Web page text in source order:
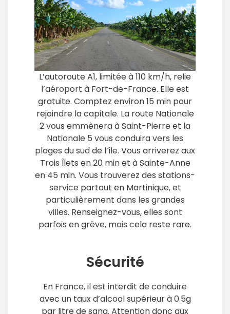
L’autoroute A1, limitée à 110 km/h, relie
l’aéroport à Fort-de-France. Elle est
gratuite. Comptez environ 15 min pour
rejoindre la capitale. La route Nationale
2 vous emmènera à Saint-Pierre et la
Nationale 5 vous conduira vers les
plages du sud de l’île. Vous arriverez aux
Trois Îlets en 20 min et à Sainte-Anne
en 45 min. Vous trouverez des stations-
service partout en Martinique, et
particulièrement dans les grandes
villes. Renseignez-vous, elles sont
parfois en grève, mais cela reste rare.
Sécurité
En France, il est interdit de conduire
avec un taux d’alcool supérieur à 0.5g
par litre de sang. Attention donc aux